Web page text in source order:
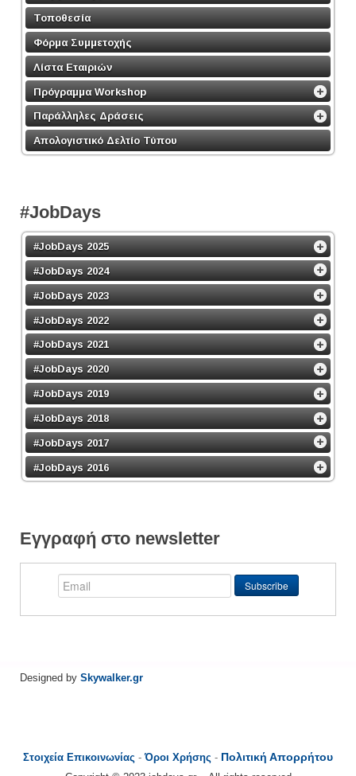
Τοποθεσία
Φόρμα Συμμετοχής
Λίστα Εταιριών
Πρόγραμμα Workshop
Παράλληλες Δράσεις
Απολογιστικό Δελτίο Τύπου
#JobDays
#JobDays 2025
#JobDays 2024
#JobDays 2023
#JobDays 2022
#JobDays 2021
#JobDays 2020
#JobDays 2019
#JobDays 2018
#JobDays 2017
#JobDays 2016
Εγγραφή στο newsletter
Designed by Skywalker.gr
Στοιχεία Επικοινωνίας -Όροι Χρήσης - Πολιτική Απορρήτου